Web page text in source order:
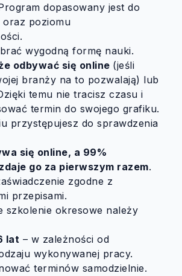
dopasowany jest do
oraz poziomu
wygodną formę nauki.
odbywać się online (jeśli
branży na to pozwalają) lub
temu nie tracisz czasu i
termin do swojego grafiku.
przystępujesz do sprawdzenia
się online, a 99%
go za pierwszym razem.
zgodne z
przepisami.
szkolenie okresowe należy
lat – w zależności od
wykonywanej pracy.
terminów samodzielnie.